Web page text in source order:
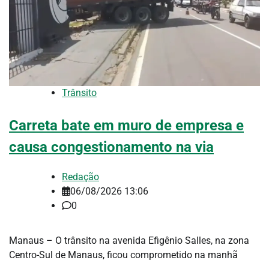
Trânsito
Carreta bate em muro de empresa e
causa congestionamento na via
Redação
06/08/2026 13:06
0
Manaus – O trânsito na avenida Efigênio Salles, na zona
Centro-Sul de Manaus, ficou comprometido na manhã